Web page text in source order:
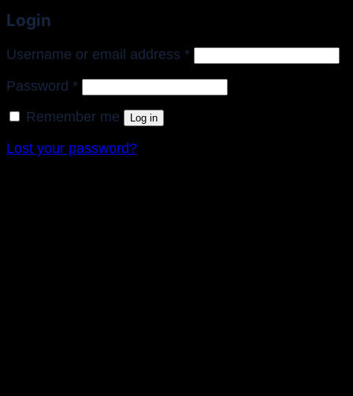
Login
Username or email address *Required
Password *Required
Remember me Log in
Lost your password?